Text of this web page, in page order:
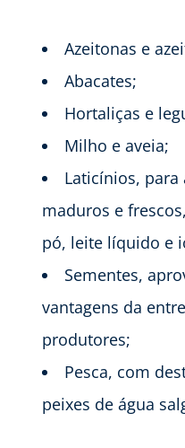
Azeitonas e
Abacates;
Hortaliças e
Milho e aveia;
Laticínios,
maduros e
pó, leite líquido e
Sementes,
vantagens da
produtores;
Pesca, com
peixes de água